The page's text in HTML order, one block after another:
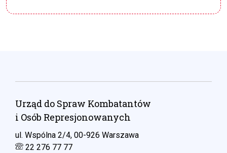
Urząd do Spraw Kombatantów
i Osób Represjonowanych
ul. Wspólna 2/4, 00-926 Warszawa
22 276 77 77